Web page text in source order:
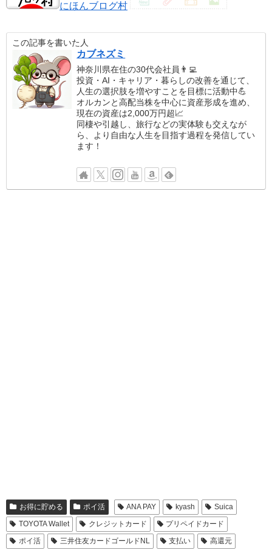
にほんブログ村
この記事を書いた人
カブネズミ
神奈川県在住の30代会社員👨‍💻
投資・AI・キャリア・暮らしの改善を通じて、
人生の選択肢を増やすことを目標に活動中💪
オルカンと高配当株を中心に資産形成を進め、
現在の資産は2,000万円超📈
同棲や引越し、旅行などの実体験も交えなが
ら、より自由な人生を目指す過程を発信してい
ます！
お得に貯める ポイ活 ANA PAY kyash
Suica
TOYOTA Wallet
クレジットカード
プリペイドカード
ポイ活
三井住友カードゴールドNL 支払い 高還元